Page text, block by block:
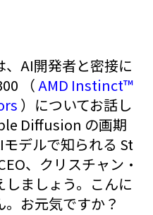
AI開発者と密接に
（AMD Instinct™
）についてお話し
Diffusion の画期
デルで知られる St
、クリスチャン・
ましょう。こんに
お元気ですか？